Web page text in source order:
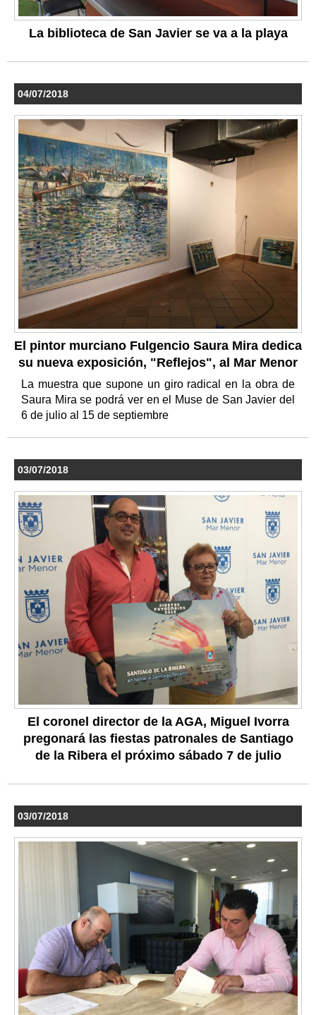
La biblioteca de San Javier se va a la playa
04/07/2018
El pintor murciano Fulgencio Saura Mira dedica
su nueva exposición, "Reflejos", al Mar Menor
La muestra que supone un giro radical en la obra de
Saura Mira se podrá ver en el Muse de San Javier del
6 de julio al 15 de septiembre
03/07/2018
El coronel director de la AGA, Miguel Ivorra
pregonará las fiestas patronales de Santiago
de la Ribera el próximo sábado 7 de julio
03/07/2018